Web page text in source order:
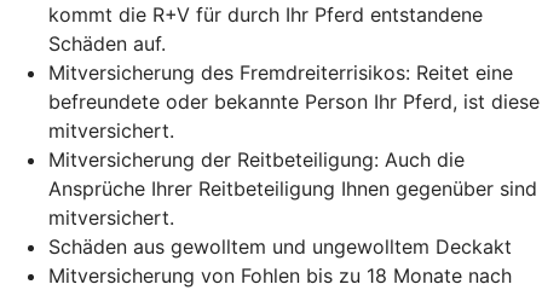
kommt die R+V für durch Ihr Pferd entstandene
Schäden auf.
Mitversicherung des Fremdreiterrisikos: Reitet eine
befreundete oder bekannte Person Ihr Pferd, ist diese
mitversichert.
Mitversicherung der Reitbeteiligung: Auch die
Ansprüche Ihrer Reitbeteiligung Ihnen gegenüber sind
mitversichert.
Schäden aus gewolltem und ungewolltem Deckakt
Mitversicherung von Fohlen bis zu 18 Monate nach